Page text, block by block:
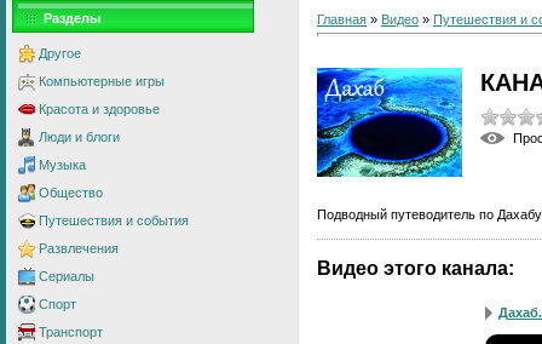
Разделы
Другое
Компьютерные игры
Красота и здоровье
Люди и блоги
Музыка
Общество
Путешествия и события
Развлечения
Сериалы
Спорт
Транспорт
Главная » Видео » Путешествия и
Подводный путеводитель по
Видео этого канала: